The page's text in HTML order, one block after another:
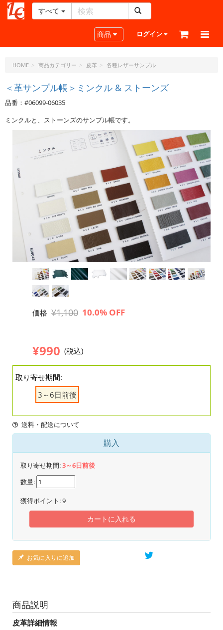
ー
ラ
ト・
ド
ッ
ト・
すべて
Toggle navigation
商品 ログイン
HOME 商品カテゴリー 皮革 各種レザーサンプル
＜革サンプル帳＞ミンクル & ストーンズ
品番：#06099-06035
ミンクルと、ストーンズのサンプル帳です。
価格 ¥1,100 10.0% OFF
¥990 (税込)
取り寄せ期間:
3～6日前後
送料・配送について
購入
取り寄せ期間:3～6日前後
数量:
獲得ポイント:9
カートに入れる
お気に入りに追加
商品説明
皮革詳細情報